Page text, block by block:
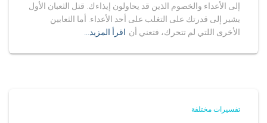
إلى الأعداء والخصوم الذين قد يحاولون إيذاءك. قتل الثعبان الأول
يشير إلى قدرتك على التغلب على أحد الأعداء. أما الثعابين
الأخرى اللتي لم تتحرك، فتعني أن اقرأ المزيد…
تفسيرات مختلفة